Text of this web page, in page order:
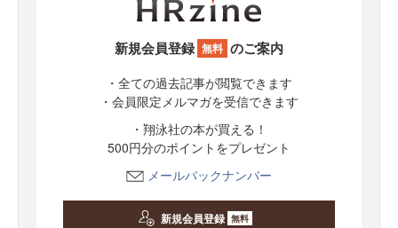
新規会員登録 無料 のご案内
・全ての過去記事が閲覧できます
・会員限定メルマガを受信できます
・翔泳社の本が買える！
500円分のポイントをプレゼント
メールバックナンバー
新規会員登録 無料